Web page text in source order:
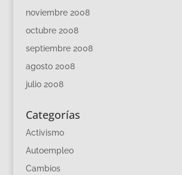
noviembre 2008
octubre 2008
septiembre 2008
agosto 2008
julio 2008
Categorías
Activismo
Autoempleo
Cambios